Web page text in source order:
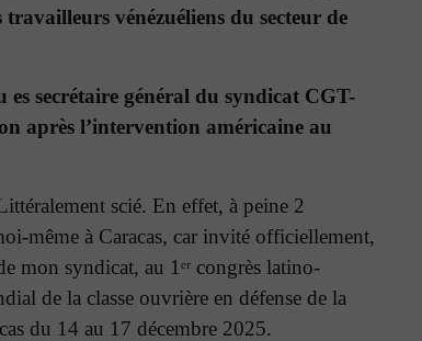
vénézuéliens du secteur de
secrétaire général du syndicat CGT-
après l’intervention américaine au
scié. En effet, à peine 2
même à Caracas, car invité officiellement,
mon syndicat, au 1ᵉʳ congrès latino-
de la classe ouvrière en défense de la
du 14 au 17 décembre 2025.